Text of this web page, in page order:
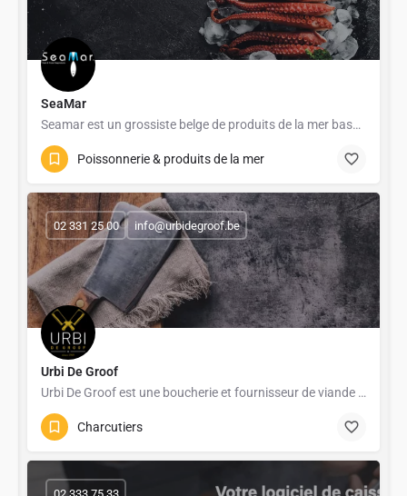
SeaMar
Seamar est un grossiste belge de produits de la mer basé à Bruxelles, avec plus de 40 ans d’expérience dans…
Poissonnerie & produits de la mer
Urbi De Groof
Urbi De Groof est une boucherie et fournisseur de viande belge à dimension familiale, fondée à Bruxelles en…
02 331 25 00 info@urbidegroof.be
Charcutiers
02 333 75 33